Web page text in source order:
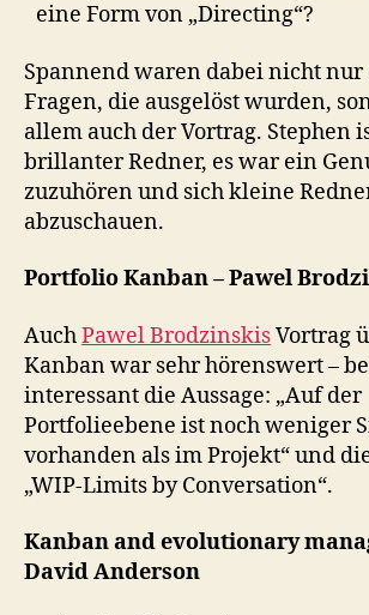
eine Form von „Directing“?
Spannend waren dabei nicht
Fragen, die ausgelöst wurden,
allem auch der Vortrag. Stephen
brillanter Redner, es war ein
zuzuhören und sich kleine
abzuschauen.
Portfolio Kanban – Pawel
AuchPawel BrodzinskisVortrag
Kanban war sehr hörenswert –
interessant die Aussage: „Auf der
Portfolieebene ist noch weniger
vorhanden als im Projekt“ und
„WIP-Limits by Conversation“.
Kanban and evolutionary
David Anderson